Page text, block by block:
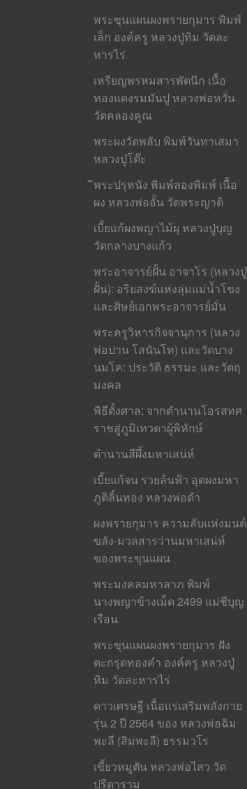
พระขุนแผนผงพรายกุมาร พิมพ์
เล็ก องค์ครู หลวงปู่ทิม วัดละ
หารไร่
เหรียญพรหมสารพัดนึก เนื้อ
ทองแดงรมมันปู หลวงพ่อหวั่น
วัดคลองคูณ
พระผงวัดพลับ พิมพ์วันทาเสมา
หลวงปู่โต๊ะ
ิพระปรุหนัง พิมพ์ลองพิมพ์ เนื้อ
ผง หลวงพ่ออั้น วัดพระญาติ
เบี้ยแก้ผงพญาไม้ผุ หลวงปู่บุญ
วัดกลางบางแก้ว
พระอาจารย์ฝั้น อาจาโร (หลวงปู่
ฝั้น): อริยสงฆ์แห่งลุ่มแม่น้ำโขง
และศิษย์เอกพระอาจารย์มั่น
พระครูวิหารกิจจานุการ (หลวง
พ่อปาน โสนันโท) และวัดบาง
นมโค: ประวัติ ธรรมะ และวัตถุ
มงคล
พิธีตั้งศาล: จากตำนานโอรสทศ
ราชสู่ภูมิเทวดาผู้พิทักษ์
ตำนานสีผึ้งมหาเสน่ห์
เบี้ยแก้จน รวยล้นฟ้า อุดผงมหา
ภูติลิ้นทอง หลวงพ่อดำ
ผงพรายกุมาร ความลับแห่งมนต์
ขลัง-มวลสารว่านมหาเสน่ห์
ของพระขุนแผน
พระมงคลมหาลาภ พิมพ์
นางพญาข้างเม็ด 2499 แม่ชีบุญ
เรือน
พระขุนแผนผงพรายกุมาร ฝัง
ตะกรุดทองคำ องค์ครู หลวงปู่
ทิม วัดละหารไร่
ดาวเศรษฐี เนื้อแร่เสริมพลังกาย
รุ่น 2 ปี 2564 ของ หลวงพ่อฉิม
พะลี (สิมพะลี) ธรรมวโร
เขี้ยวหมูตัน หลวงพ่อไสว วัด
ปรีดาราม